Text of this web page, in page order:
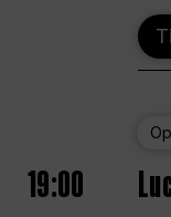
19:00